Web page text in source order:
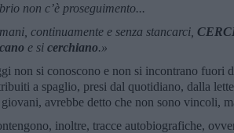
non c’è proseguimento...
continuamente e senza stancarci,
e si cerchiano.»
non si conoscono e non si incontrano fuori
a spaglio, presi dal quotidiano, dalla
avrebbe detto che non sono vincoli,
inoltre, tracce autobiografiche,